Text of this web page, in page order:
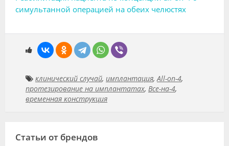
симультанной операцией на обеих челюстях
клинический случай, имплантация,All-on-4,
протезирование на имплантатах, Все-на-4,
временная конструкция
Статьи от брендов